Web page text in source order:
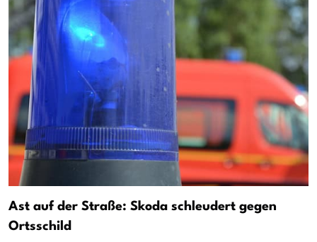
Ast auf der Straße: Skoda schleudert gegen
Ortsschild